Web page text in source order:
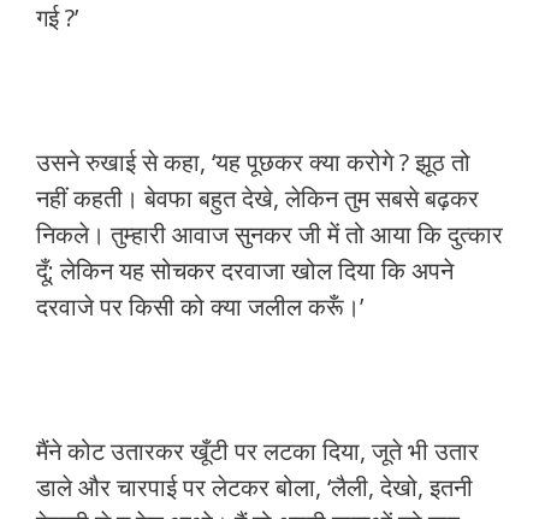
गई ?’
उसने रुखाई से कहा, ‘यह पूछकर क्या करोगे ? झूठ तो
नहीं कहती। बेवफा बहुत देखे, लेकिन तुम सबसे बढ़कर
निकले। तुम्हारी आवाज सुनकर जी में तो आया कि दुत्कार
दूँ; लेकिन यह सोचकर दरवाजा खोल दिया कि अपने
दरवाजे पर किसी को क्या जलील करूँ।’
मैंने कोट उतारकर खूँटी पर लटका दिया, जूते भी उतार
डाले और चारपाई पर लेटकर बोला, ‘लैली, देखो, इतनी